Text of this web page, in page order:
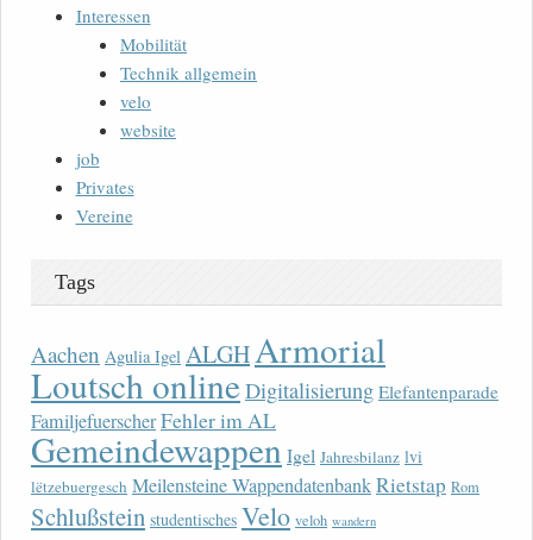
Interessen
Mobilität
Technik allgemein
velo
website
job
Privates
Vereine
Tags
Aachen Agulia Igel ALGH Armorial
Loutsch onlineDigitalisierung Elefantenparade
FamiljefuerscherFehler im AL
Gemeindewappen Igel Jahresbilanz lvi
lëtzebuergesch Meilensteine WappendatenbankRietstap Rom
Schlußstein studentisches Velo veloh wandern